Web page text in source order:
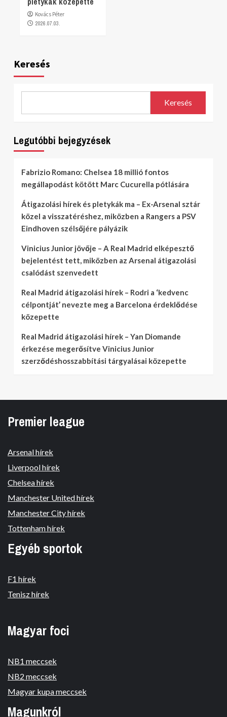
Kovács Péter
2026.07.03.
Keresés
Keresés
Legutóbbi bejegyzések
Fabrizio Romano: Chelsea 18 millió fontos
megállapodást kötött Marc Cucurella pótlására
Átigazolási hírek és pletykák ma – Ex-Arsenal sztár
közel a visszatéréshez, miközben a Rangers a PSV
Eindhoven szélsőjére pályázik
Vinicius Junior jövője – A Real Madrid elképesztő
bejelentést tett, miközben az Arsenal átigazolási
csalódást szenvedett
Real Madrid átigazolási hírek – Rodri a ‘kedvenc
célpontját’ nevezte meg a Barcelona érdeklődése
közepette
Real Madrid átigazolási hírek – Yan Diomande
érkezése megerősítve Vinicius Junior
szerződéshosszabbítási tárgyalásai közepette
Premier league
Arsenal hírek
Liverpool hírek
Chelsea hírek
Manchester United hírek
Manchester City hírek
Tottenham hírek
Egyéb sportok
F1 hírek
Tenisz hírek
Magyar foci
NB1 meccsek
NB2 meccsek
Magyar kupa meccsek
Magunkról